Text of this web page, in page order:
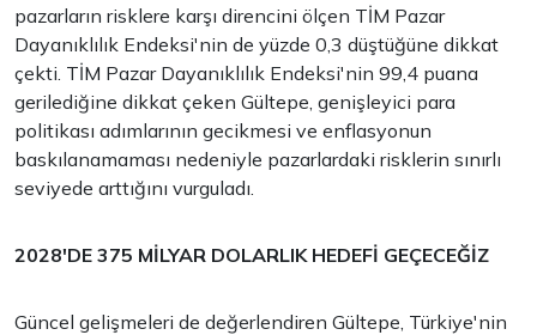
pazarların risklere karşı direncini ölçen TİM Pazar
Dayanıklılık Endeksi'nin de yüzde 0,3 düştüğüne dikkat
çekti. TİM Pazar Dayanıklılık Endeksi'nin 99,4 puana
gerilediğine dikkat çeken Gültepe, genişleyici para
politikası adımlarının gecikmesi ve enflasyonun
baskılanamaması nedeniyle pazarlardaki risklerin sınırlı
seviyede arttığını vurguladı.
2028'DE 375 MİLYAR DOLARLIK HEDEFİ GEÇECEĞİZ
Güncel gelişmeleri de değerlendiren Gültepe, Türkiye'nin